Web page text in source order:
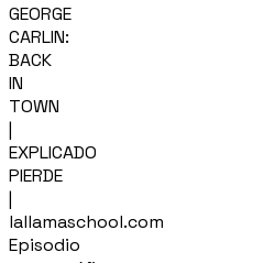
GEORGE
CARLIN:
BACK
IN
TOWN
|
EXPLICADO
PIERDE
|
lallamaschool.com
Episodio